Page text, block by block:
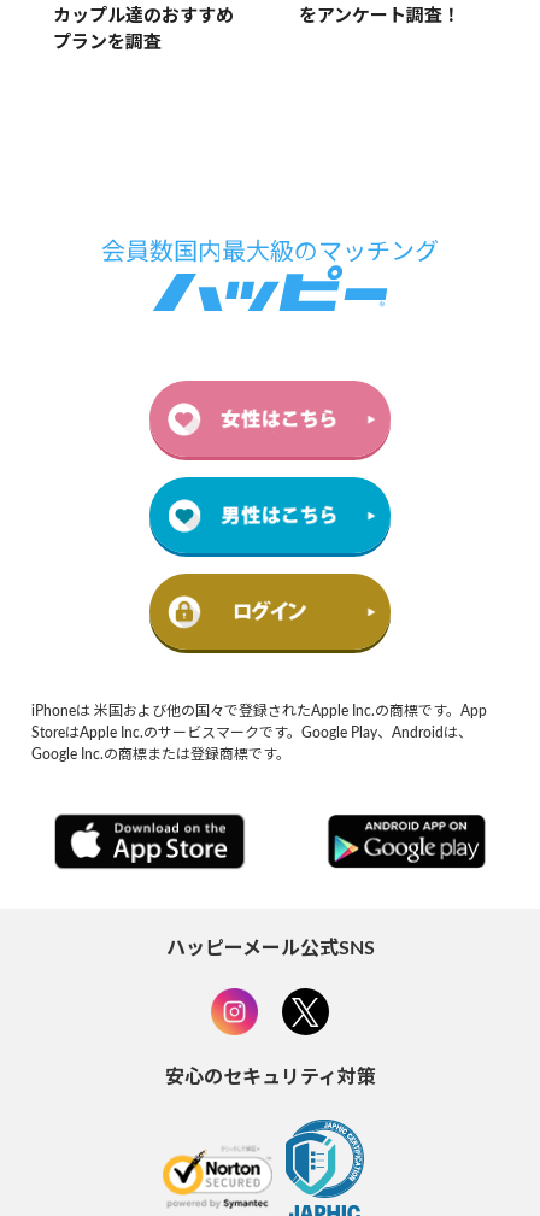
カップル達のおすすめ
プランを調査
をアンケート調査！
iPhoneは 米国および他の国々で登録されたApple Inc.の商標です。App
StoreはApple Inc.のサービスマークです。Google Play、Androidは、
Google Inc.の商標または登録商標です。
ハッピーメール公式SNS
安心のセキュリティ対策